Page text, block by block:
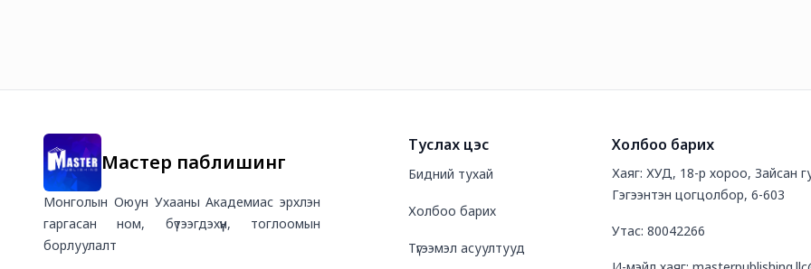
Мастер паблишинг
Монголын Оюун Ухааны Академиас эрхлэн
гаргасан ном, бүтээгдэхүүн, тоглоомын
борлуулалт
Туслах цэс
Бидний тухай
Холбоо барих
Түгээмэл асуултууд
Холбоо барих
Хаяг: ХУД, 18-р хороо, Зайсан
Гэгээнтэн цогцолбор, 6-603
Утас: 80042266